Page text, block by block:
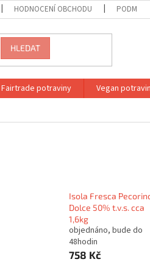
HODNOCENÍ OBCHODU
HLEDAT
Fairtrade potraviny Vegan
Isola Fresca
Dolce 50% t.v.s. cca
1,6kg
objednáno, bude do
48hodin
758 Kč